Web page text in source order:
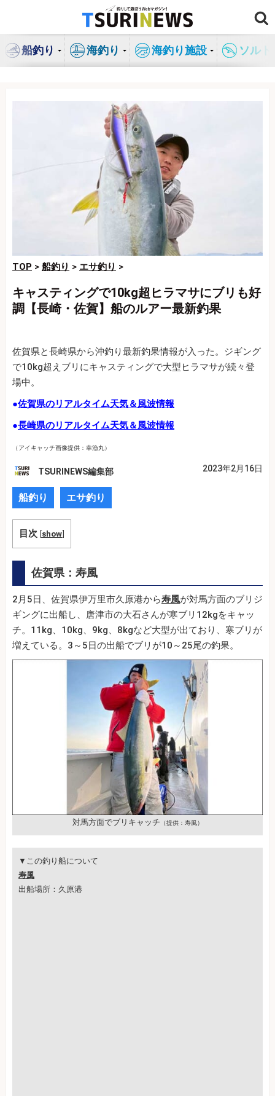
ン
船釣り 海釣り 海釣り施設 ソル
TOP > 船釣り > エサ釣り >
キャスティングで10kg超ヒラマサにブリも好
調【長崎・佐賀】船のルアー最新釣果
佐賀県と長崎県から沖釣り最新釣果情報が入った。ジギング
で10kg超えブリにキャスティングで大型ヒラマサが続々登
場中。
●佐賀県のリアルタイム天気＆風波情報
●長崎県のリアルタイム天気＆風波情報
（アイキャッチ画像提供：幸漁丸）
TSURINEWS編集部 2023年2月16日
船釣り エサ釣り
目次 [show]
佐賀県：寿風
2月5日、佐賀県伊万里市久原港から寿風が対馬方面のブリジ
ギングに出船し、唐津市の大石さんが寒ブリ12kgをキャッ
チ。11kg、10kg、9kg、8kgなど大型が出ており、寒ブリが
増えている。3～5日の出船でブリが10～25尾の釣果。
対馬方面でブリキャッチ （提供：寿風）
▼この釣り船について
寿風
出船場所：久原港